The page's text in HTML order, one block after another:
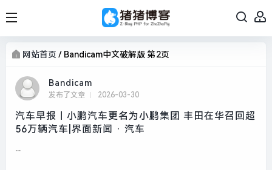
网站首页 / Bandicam中文破解版 第2页
Bandicam
发布了文章 2026-03-30
汽车早报｜小鹏汽车更名为小鹏集团 丰田在华召回超
56万辆汽车|界面新闻 · 汽车
...